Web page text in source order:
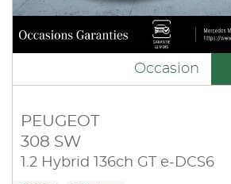
Occasion
PEUGEOT
308 SW
1.2 Hybrid 136ch GT e-DCS6